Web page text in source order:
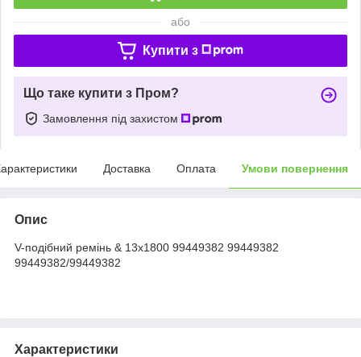
або
Купити з
Що таке купити з Пром?
Замовлення під захистом
Доставка Оплата Умови повернення
Опис
V-подібний ремінь & 13х1800 99449382 99449382
99449382/99449382
Характеристики